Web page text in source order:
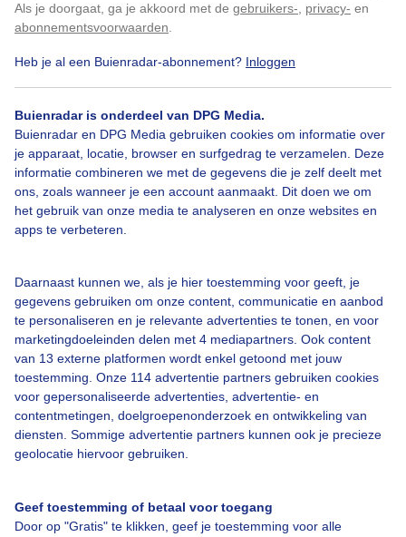
Als je doorgaat, ga je akkoord met de gebruikers- privacy- en
abonnementsvoorwaarden
Heb je al een Buienradar-abonnement? Inloggen
Buienradar is onderdeel van DPG Media.
Buienradar en DPG Media gebruiken cookies om informatie over
je apparaat, locatie, browser en surfgedrag te verzamelen. Deze
informatie combineren we met de gegevens die je zelf deelt met
ons, zoals wanneer je een account aanmaakt. Dit doen we om
het gebruik van onze media te analyseren en onze websites en
apps te verbeteren.
Daarnaast kunnen we, als je hier toestemming voor geeft, je
gegevens gebruiken om onze content, communicatie en aanbod
te personaliseren en je relevante advertenties te tonen, en voor
marketingdoeleinden delen met 4 mediapartners. Ook content
van 13 externe platformen wordt enkel getoond met jouw
toestemming. Onze 114 advertentie partners gebruiken cookies
voor gepersonaliseerde advertenties, advertentie- en
contentmetingen, doelgroepenonderzoek en ontwikkeling van
diensten. Sommige advertentie partners kunnen ook je precieze
geolocatie hiervoor gebruiken.
Geef toestemming of betaal voor toegang
Door op "Gratis" te klikken, geef je toestemming voor alle
Door: Janneke Middendorp
Bekijk slideshow
Over Buienradar
Bedrijfsgegevens
Contact
Klik hierom dit aan te passen